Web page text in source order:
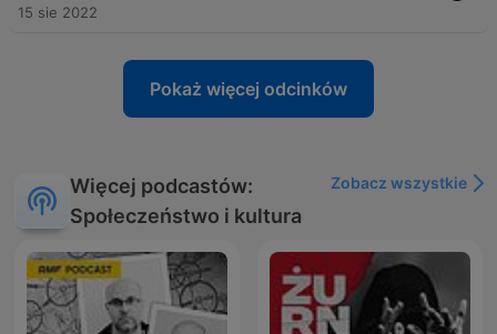
15 sie 2022
Pokaż więcej odcinków
Więcej podcastów:
Społeczeństwo i kultura
Zobacz wszystkie